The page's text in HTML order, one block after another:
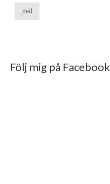
ned
Följ mig på Facebook